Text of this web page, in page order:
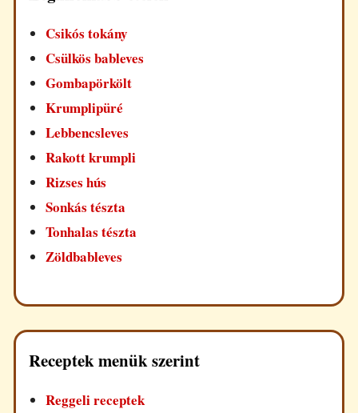
Csikós tokány
Csülkös bableves
Gombapörkölt
Krumplipüré
Lebbencsleves
Rakott krumpli
Rizses hús
Sonkás tészta
Tonhalas tészta
Zöldbableves
Receptek menük szerint
Reggeli receptek